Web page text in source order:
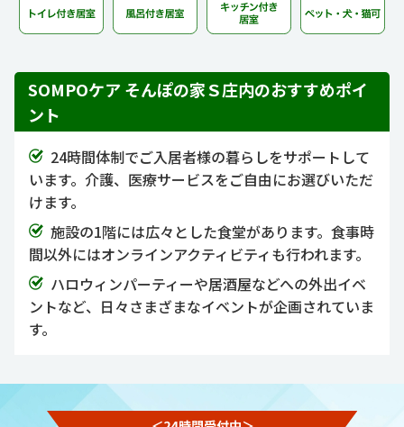
SOMPOケア そんぽの家Ｓ庄内のおすすめポイ
ント
24時間体制でご入居者様の暮らしをサポートして
います。介護、医療サービスをご自由にお選びいただ
けます。
施設の1階には広々とした食堂があります。食事時
間以外にはオンラインアクティビティも行われます。
ハロウィンパーティーや居酒屋などへの外出イベ
ントなど、日々さまざまなイベントが企画されていま
す。